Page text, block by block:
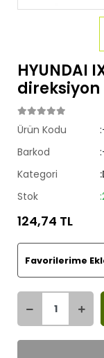
HYUNDAI
direksiyon
Ürün Kodu
Barkod
Kategori
Stok
124,74 TL
Favorilerime